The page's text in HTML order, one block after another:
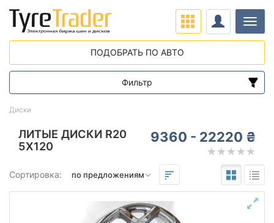
ЛИТЫЕ ДИСКИ R20
5X120
9360 - 22220 ₴
Сортировка:
Диски
ПОДОБРАТЬ ПО АВТО
Фильтр
от